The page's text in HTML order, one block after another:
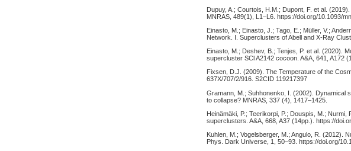
Dupuy, A.; Courtois, H.M.; Dupont, F. et al.
MNRAS, 489(1), L1–L6. https://doi.org/10.1093/
Einasto, M.; Einasto, J.; Tago, E.; Müller, V.;
Network. I. Superclusters of Abell and X-Ray
Einasto, M.; Deshev, B.; Tenjes, P. et al. (2020).
supercluster SCl A2142 cocoon. A&A, 641, A172
Fixsen, D.J. (2009). The Temperature of the
637X/707/2/916. S2CID 119217397
Gramann, M.; Suhhonenko, I. (2002).
to collapse? MNRAS, 337 (4), 1417–1425.
Heinämäki, P.; Teerikorpi, P.; Douspis, M.;
superclusters. A&A, 668, A37 (14pp.). https://
Kuhlen, M.; Vogelsberger, M.; Angulo, R. (2012).
Phys. Dark Universe, 1, 50–93. https://doi.org/